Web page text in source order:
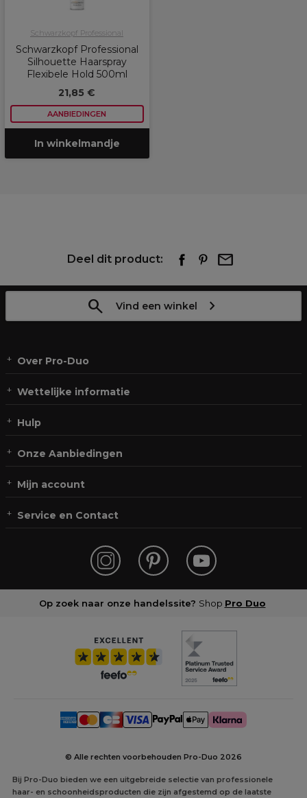
Schwarzkopf Professional
Schwarzkopf Professional
Silhouette Haarspray
Flexibele Hold 500ml
21,85 €
AANBIEDINGEN
In winkelmandje
Deel dit product:
Vind een winkel
Over Pro-Duo
Wettelijke informatie
Hulp
Onze Aanbiedingen
Mijn account
Service en Contact
Op zoek naar onze handelssite? Shop Pro Duo
© Alle rechten voorbehouden Pro-Duo 2026
Bij Pro-Duo bieden we een uitgebreide selectie van professionele
haar- en schoonheidsproducten die zijn afgestemd op de laatste